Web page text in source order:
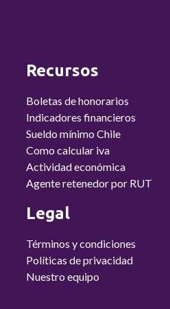
Recursos
Boletas de honorarios
Indicadores financieros
Sueldo mínimo Chile
Como calcular iva
Actividad económica
Agente retenedor por RUT
Legal
Términos y condiciones
Políticas de privacidad
Nuestro equipo